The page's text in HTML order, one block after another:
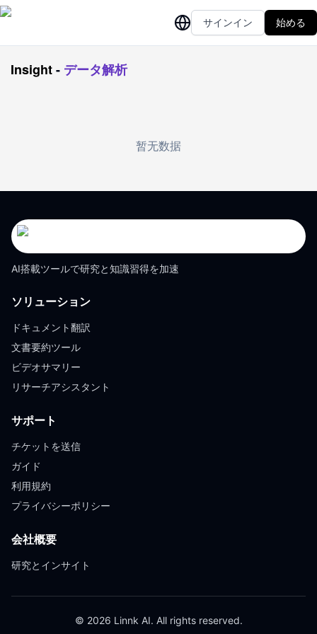
サインイン 始める
Insight- データ解析
暂无数据
AI搭載ツールで研究と知識習得を加速
ソリューション
ドキュメント翻訳
文書要約ツール
ビデオサマリー
リサーチアシスタント
サポート
チケットを送信
ガイド
利用規約
プライバシーポリシー
会社概要
研究とインサイト
© 2026 Linnk AI. All rights reserved.